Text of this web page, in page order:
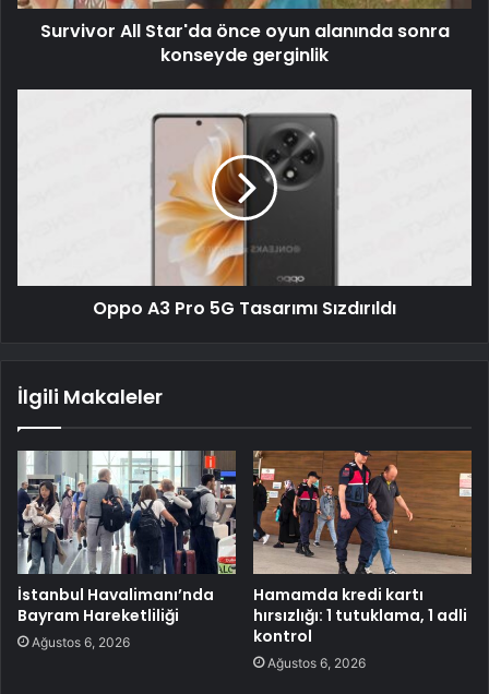
Survivor All Star'da önce oyun alanında sonra
konseyde gerginlik
Oppo A3 Pro 5G Tasarımı Sızdırıldı
İlgili Makaleler
İstanbul Havalimanı’nda
Bayram Hareketliliği
Ağustos 6, 2026
Hamamda kredi kartı
hırsızlığı: 1 tutuklama, 1 adli
kontrol
Ağustos 6, 2026